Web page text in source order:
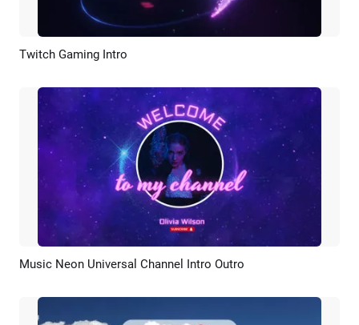
Anteprima
Twitch Gaming Intro
Anteprima Ricrea AI
Music Neon Universal Channel Intro Outro